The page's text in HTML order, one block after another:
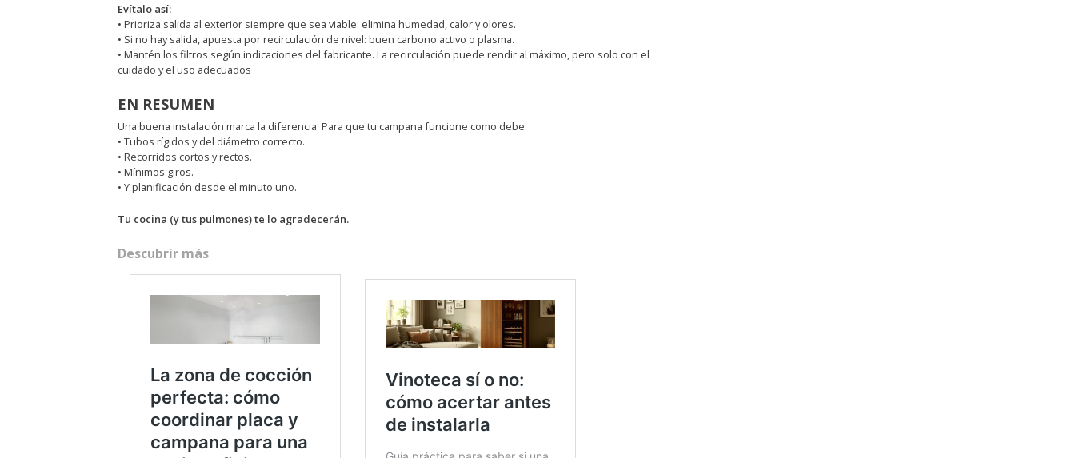
Evítalo así:
• Prioriza salida al exterior siempre que sea viable: elimina humedad, calor y olores.
• Si no hay salida, apuesta por recirculación de nivel: buen carbono activo o plasma.
• Mantén los filtros según indicaciones del fabricante. La recirculación puede rendir al máximo, pero solo con el
cuidado y el uso adecuados
EN RESUMEN
Una buena instalación marca la diferencia. Para que tu campana funcione como debe:
• Tubos rígidos y del diámetro correcto.
• Recorridos cortos y rectos.
• Mínimos giros.
• Y planificación desde el minuto uno.
Tu cocina (y tus pulmones) te lo agradecerán.
Descubrir más